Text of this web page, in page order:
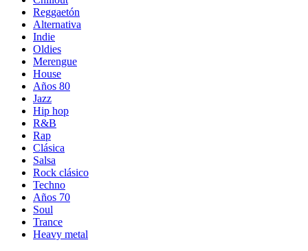
Reggaetón
Alternativa
Indie
Oldies
Merengue
House
Años 80
Jazz
Hip hop
R&B
Rap
Clásica
Salsa
Rock clásico
Techno
Años 70
Soul
Trance
Heavy metal